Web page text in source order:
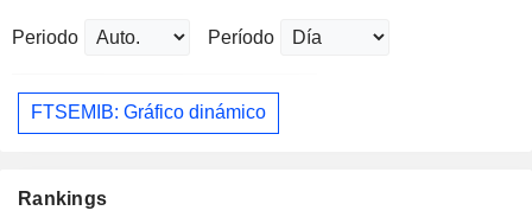
Periodo Período
FTSEMIB: Gráfico dinámico
Rankings